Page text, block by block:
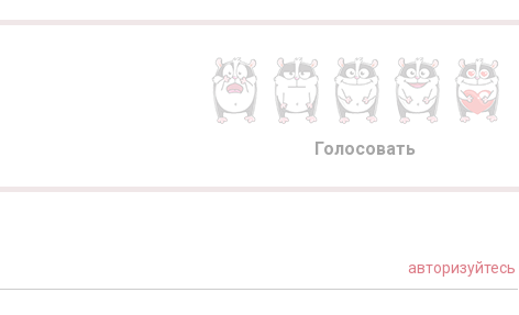
Голосовать
авторизуйтесь